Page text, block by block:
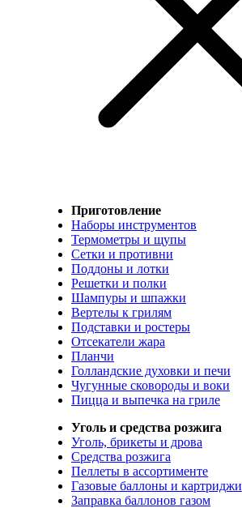
Приготовление
Наборы инструментов
Термометры и щупы
Сетки и противни
Поддоны и лотки
Решетки и полки
Шампуры и шпажки
Вертелы к грилям
Подставки и ростеры
Отсекатели жара
Планчи
Голландские духовки и печи
Чугунные сковороды и воки
Пицца и выпечка на гриле
Уголь и средства розжига
Уголь, брикеты и дрова
Средства розжига
Пеллеты в ассортименте
Газовые баллоны и картриджи
Заправка баллонов газом